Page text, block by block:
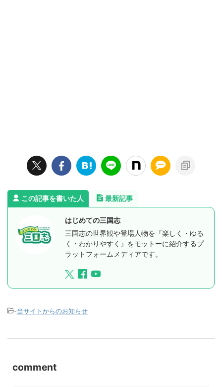
この記事を書いた人 最新記事
はじめての三国志
三国志の世界観や登場人物を『楽しく・ゆる
く・わかりやすく』をモットーに紹介するプ
ラットフォームメディアです。
-当サイトからのお知らせ
comment